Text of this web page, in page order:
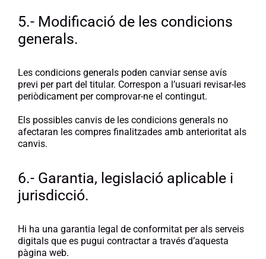
5.- Modificació de les condicions
generals.
Les condicions generals poden canviar sense avís
previ per part del titular. Correspon a l’usuari revisar-les
periòdicament per comprovar-ne el contingut.
Els possibles canvis de les condicions generals no
afectaran les compres finalitzades amb anterioritat als
canvis.
6.- Garantia, legislació aplicable i
jurisdicció.
Hi ha una garantia legal de conformitat per als serveis
digitals que es pugui contractar a través d’aquesta
pàgina web.